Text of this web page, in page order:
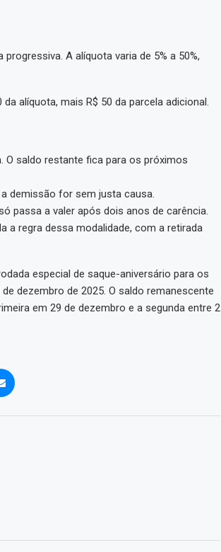
A alíquota varia de 5% a 50%,
alíquota, mais R$ 50 da parcela adicional.
O saldo restante fica para os próximos
demissão for sem justa causa.
passa a valer após dois anos de carência.
a regra dessa modalidade, com a retirada
especial de saque-aniversário para os
dezembro de 2025. O saldo remanescente
em 29 de dezembro e a segunda entre 2